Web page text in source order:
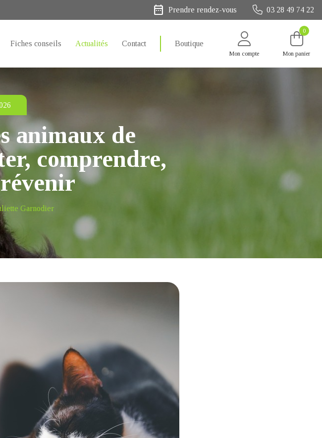
date_range Prendre rendez-vous 03 28 49 74 22
Fiches conseils Actualités Contact Boutique
Mon compte
0
Mon panier
animaux de
comprendre,
Garnodier